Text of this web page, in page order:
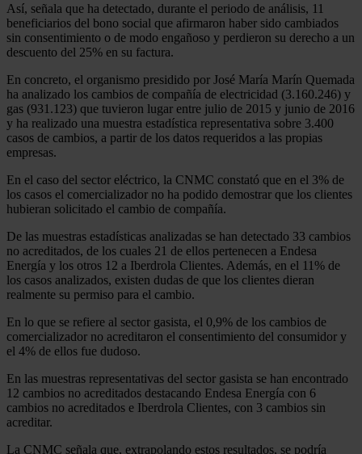
Así, señala que ha detectado, durante el periodo de análisis, 11
beneficiarios del bono social que afirmaron haber sido cambiados
sin consentimiento o de modo engañoso y perdieron su derecho a un
descuento del 25% en su factura.
En concreto, el organismo presidido por José María Marín Quemada
ha analizado los cambios de compañía de electricidad (3.160.246) y
gas (931.123) que tuvieron lugar entre julio de 2015 y junio de 2016
y ha realizado una muestra estadística representativa sobre 3.400
casos de cambios, a partir de los datos requeridos a las propias
empresas.
En el caso del sector eléctrico, la CNMC constató que en el 3% de
los casos el comercializador no ha podido demostrar que los clientes
hubieran solicitado el cambio de compañía.
De las muestras estadísticas analizadas se han detectado 33 cambios
no acreditados, de los cuales 21 de ellos pertenecen a Endesa
Energía y los otros 12 a Iberdrola Clientes. Además, en el 11% de
los casos analizados, existen dudas de que los clientes dieran
realmente su permiso para el cambio.
En lo que se refiere al sector gasista, el 0,9% de los cambios de
comercializador no acreditaron el consentimiento del consumidor y
el 4% de ellos fue dudoso.
En las muestras representativas del sector gasista se han encontrado
12 cambios no acreditados destacando Endesa Energía con 6
cambios no acreditados e Iberdrola Clientes, con 3 cambios sin
acreditar.
La CNMC señala que, extrapolando estos resultados, se podría